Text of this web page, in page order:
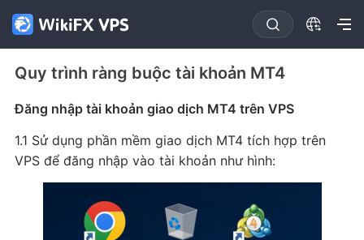
Quy trình ràng buộc tài khoản MT4
Đăng nhập tài khoản giao dịch MT4 trên VPS
1.1 Sử dụng phần mềm giao dịch MT4 tích hợp trên
VPS để đăng nhập vào tài khoản như hình: